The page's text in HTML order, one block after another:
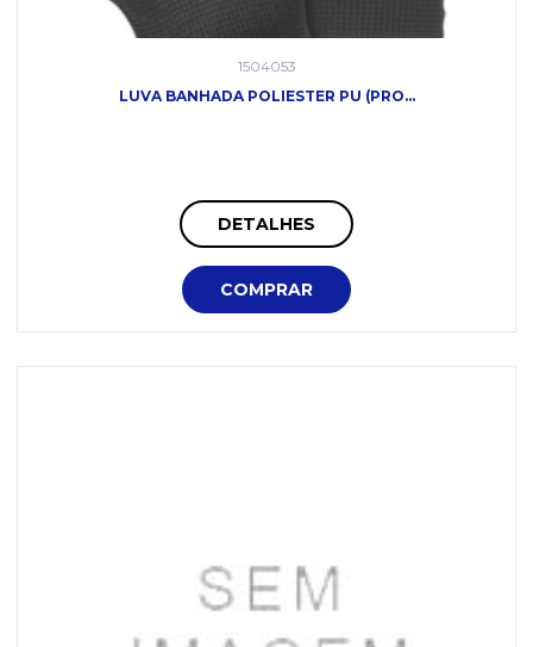
1504053
LUVA BANHADA POLIESTER PU (PRO...
DETALHES
COMPRAR